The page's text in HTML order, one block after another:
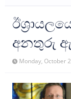
අනතුරු
Monday, October